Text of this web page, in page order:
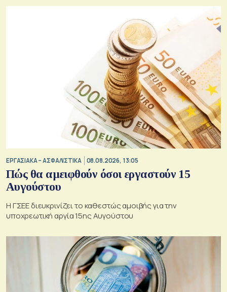
ΕΡΓΑΣΙΑΚΑ – ΑΣΦΑΛΙΣΤΙΚΑ 08.08.2026, 13:05
Πώς θα αμειφθούν όσοι εργαστούν 15
Αυγούστου
Η ΓΣΕΕ διευκρινίζει το καθεστώς αμοιβής για την
υποχρεωτική αργία 15ης Αυγούστου